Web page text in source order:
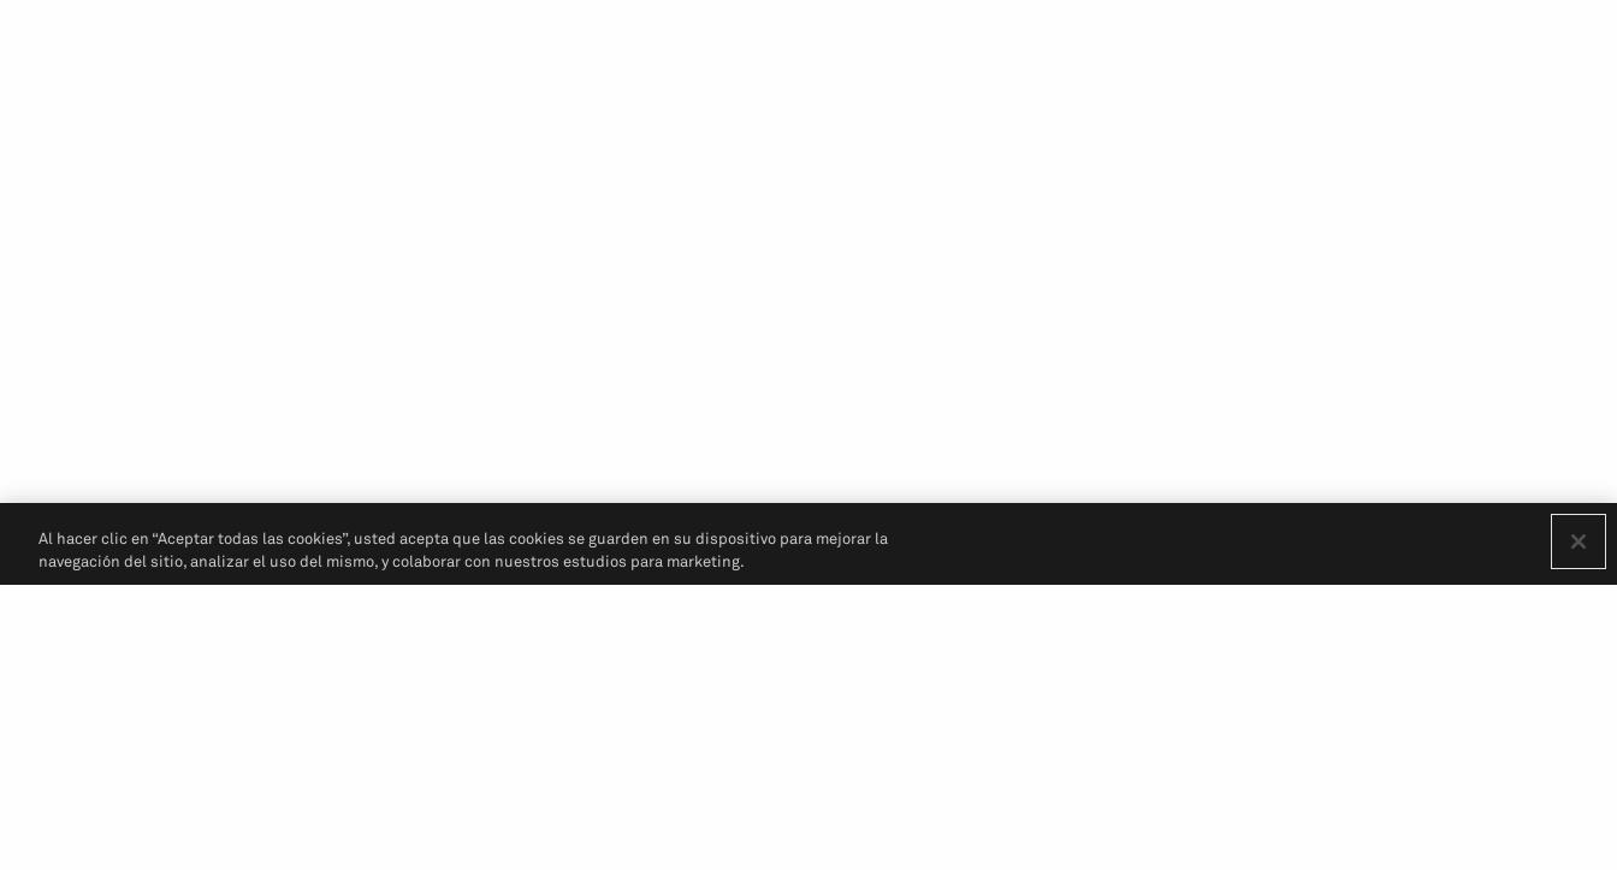
Al hacer clic en “Aceptar todas las cookies”, usted acepta que las cookies se guarden en su dispositivo para mejorar la
navegación del sitio, analizar el uso del mismo, y colaborar con nuestros estudios para marketing.